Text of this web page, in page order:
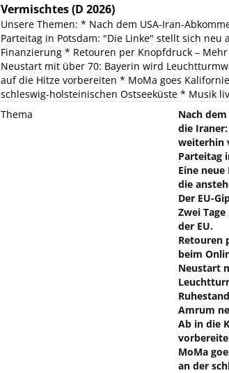
Vermischtes(D 2026)
Unsere Themen: * Nach dem USA-Iran-
Parteitag in Potsdam: "Die Linke" stellt sich
Finanzierung * Retouren per Knopfdruck –
Neustart mit über 70: Bayerin wird
auf die Hitze vorbereiten * MoMa goes
schleswig-holsteinischen Ostseeküste * Musik
Thema
Nach
die
weiterhin
Parteitag
Eine
die
Der EU-
Zwei
der EU.
Retouren
beim
Neustart
Amrum
Ab in die
MoMa
an der